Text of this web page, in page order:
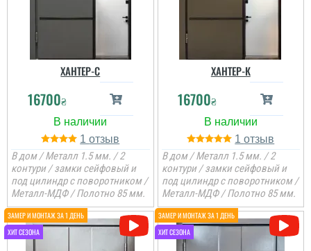
ХАНТЕР-С
16700₴
1
В дом / Металл 1.5 мм. / 2
контури / замки сейфовый и
под цилиндр с поворотником /
Металл-МДФ / Полотно 85 мм.
ХАНТЕР-К
16700₴
1
В дом / Металл 1.5 мм. / 2
контури / замки сейфовый и
под цилиндр с поворотником /
Металл-МДФ / Полотно 85 мм.